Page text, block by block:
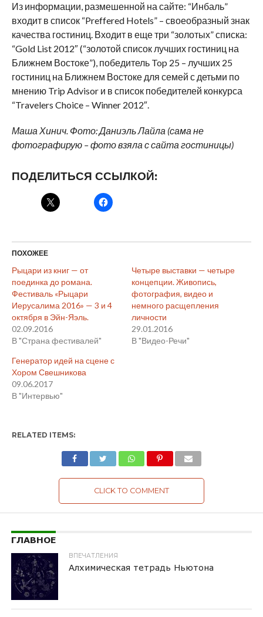
Из информации, размешенной на сайте: “Инбаль”
входит в список “Preffered Hotels” – своеобразный знак
качества гостиниц. Входит в еще три “золотых” списка:
“Gold List 2012″ (“золотой список лучших гостиниц на
Ближнем Востоке”), победитель Top 25 – лучших 25
гостиниц на Ближнем Востоке для семей с детьми по
мнению Trip Advisor и в список победителей конкурса
“Travelers Choiсe – Winner 2012″.
Маша Хинич. Фото: Даниэль Лайла (сама не
фотографирую – фото взяла с сайта гостиницы)
ПОДЕЛИТЬСЯ ССЫЛКОЙ:
ПОХОЖЕЕ
Рыцари из книг — от
поединка до романа.
Фестиваль «Рыцари
Иерусалима 2016» — 3 и 4
октября в Эйн-Яэль.
02.09.2016
В "Страна фестивалей"
Четыре выставки — четыре
концепции. Живопись,
фотография, видео и
немного расщепления
личности
29.01.2016
В "Видео-Речи"
Генератор идей на сцене с
Хором Свешникова
09.06.2017
В "Интервью"
RELATED ITEMS:
CLICK TO COMMENT
ГЛАВНОЕ
ВПЕЧАТЛЕНИЯ
Алхимическая тетрадь Ньютона